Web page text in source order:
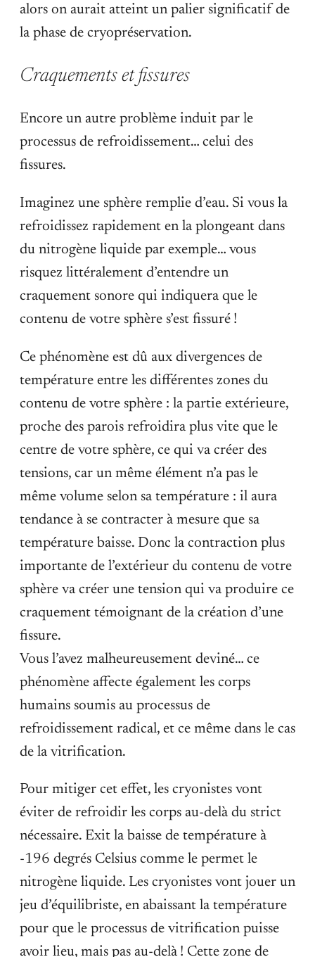
alors on aurait atteint un palier significatif de
la phase de cryopréservation.
Craquements et fissures
Encore un autre problème induit par le
processus de refroidissement… celui des
fissures.
Imaginez une sphère remplie d’eau. Si vous la
refroidissez rapidement en la plongeant dans
du nitrogène liquide par exemple… vous
risquez littéralement d’entendre un
craquement sonore qui indiquera que le
contenu de votre sphère s’est fissuré !
Ce phénomène est dû aux divergences de
température entre les différentes zones du
contenu de votre sphère : la partie extérieure,
proche des parois refroidira plus vite que le
centre de votre sphère, ce qui va créer des
tensions, car un même élément n’a pas le
même volume selon sa température : il aura
tendance à se contracter à mesure que sa
température baisse. Donc la contraction plus
importante de l’extérieur du contenu de votre
sphère va créer une tension qui va produire ce
craquement témoignant de la création d’une
fissure.
Vous l’avez malheureusement deviné… ce
phénomène affecte également les corps
humains soumis au processus de
refroidissement radical, et ce même dans le cas
de la vitrification.
Pour mitiger cet effet, les cryonistes vont
éviter de refroidir les corps au-delà du strict
nécessaire. Exit la baisse de température à
-196 degrés Celsius comme le permet le
nitrogène liquide. Les cryonistes vont jouer un
jeu d’équilibriste, en abaissant la température
pour que le processus de vitrification puisse
avoir lieu, mais pas au-delà ! Cette zone de